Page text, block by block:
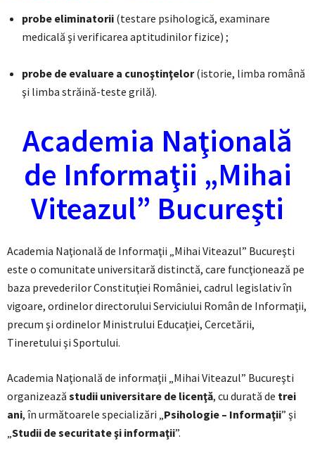
probe eliminatorii (testare psihologică, examinare
medicală şi verificarea aptitudinilor fizice) ;
probe de evaluare a cunoştinţelor(istorie, limba română
şi limba străină-teste grilă).
Academia Naţională
de Informaţii „Mihai
Viteazul” Bucureşti
Academia Naţională de Informaţii „Mihai Viteazul” Bucureşti
este o comunitate universitară distinctă, care funcţionează pe
baza prevederilor Constituţiei României, cadrul legislativ în
vigoare, ordinelor directorului Serviciului Român de Informaţii,
precum şi ordinelor Ministrului Educaţiei, Cercetării,
Tineretului şi Sportului.
Academia Naţională de informaţii „Mihai Viteazul” Bucureşti
organizează studii universitare de licenţă, cu durată de trei
ani, în următoarele specializări „Psihologie – Informaţii” şi
„Studii de securitate şi informaţii”.